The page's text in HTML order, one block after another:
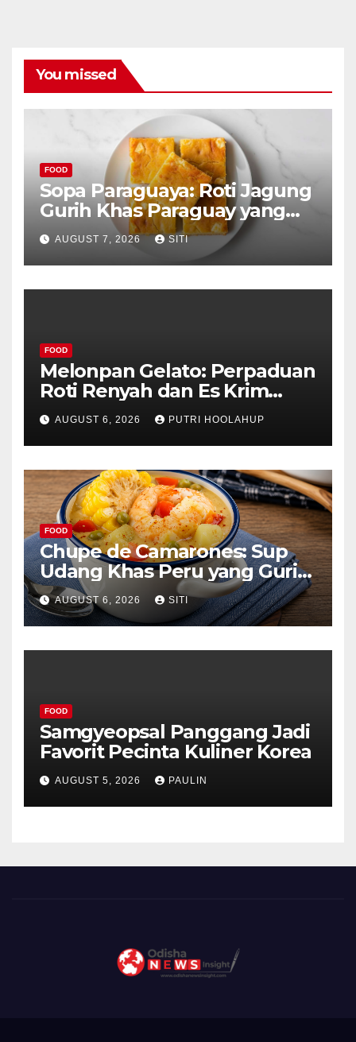
You missed
FOOD
Sopa Paraguaya: Roti Jagung
Gurih Khas Paraguay yang
Unik
AUGUST 7, 2026 SITI
FOOD
Melonpan Gelato: Perpaduan
Roti Renyah dan Es Krim
Lembut yang Menggoda
AUGUST 6, 2026 PUTRI HOOLAHUP
FOOD
Chupe de Camarones: Sup
Udang Khas Peru yang Gurih
Lezat
AUGUST 6, 2026 SITI
FOOD
Samgyeopsal Panggang Jadi
Favorit Pecinta Kuliner Korea
AUGUST 5, 2026 PAULIN